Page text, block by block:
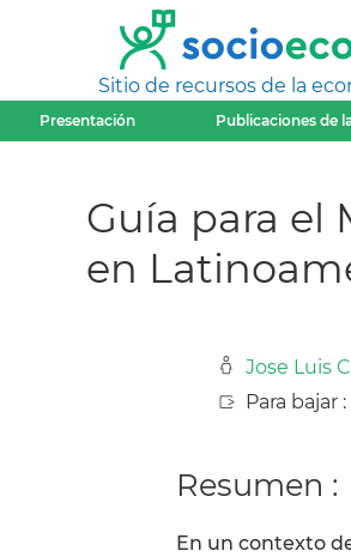
Sitio de recursos de la
Presentación Publicaciones de
Guía para el
en
Jose Luis
Para bajar :
Resumen :
En un contexto